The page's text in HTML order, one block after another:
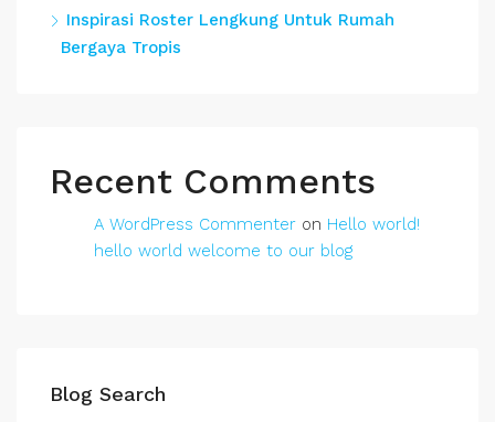
Inspirasi Roster Lengkung Untuk Rumah
Bergaya Tropis
Recent Comments
A WordPress Commenter on Hello world!
hello world welcome to our blog
Blog Search